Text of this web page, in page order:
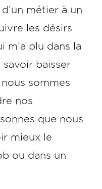
métier à un
les désirs
m’a plu dans la
savoir baisser
sommes
nos
que nous
mieux le
ou dans un